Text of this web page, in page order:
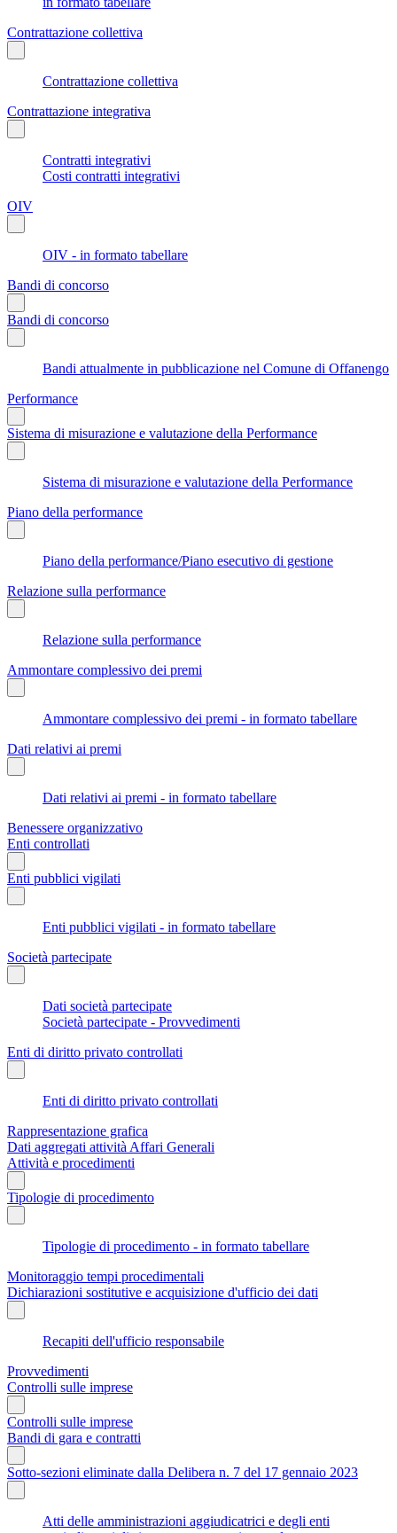
Contrattazione collettiva
Contrattazione collettiva
Contrattazione integrativa
Contratti integrativi
Costi contratti integrativi
OIV
OIV - in formato tabellare
Bandi di concorso
Bandi di concorso
Bandi attualmente in pubblicazione nel Comune di Offanengo
Performance
Sistema di misurazione e valutazione della Performance
Sistema di misurazione e valutazione della Performance
Piano della performance
Piano della performance/Piano esecutivo di gestione
Relazione sulla performance
Relazione sulla performance
Ammontare complessivo dei premi
Ammontare complessivo dei premi - in formato tabellare
Dati relativi ai premi
Dati relativi ai premi - in formato tabellare
Benessere organizzativo
Enti controllati
Enti pubblici vigilati
Enti pubblici vigilati - in formato tabellare
Società partecipate
Dati società partecipate
Società partecipate - Provvedimenti
Enti di diritto privato controllati
Enti di diritto privato controllati
Rappresentazione grafica
Dati aggregati attività Affari Generali
Attività e procedimenti
Tipologie di procedimento
Tipologie di procedimento - in formato tabellare
Monitoraggio tempi procedimentali
Dichiarazioni sostitutive e acquisizione d'ufficio dei dati
Recapiti dell'ufficio responsabile
Provvedimenti
Controlli sulle imprese
Controlli sulle imprese
Bandi di gara e contratti
Sotto-sezioni eliminate dalla Delibera n. 7 del 17 gennaio 2023
Atti delle amministrazioni aggiudicatrici e degli enti